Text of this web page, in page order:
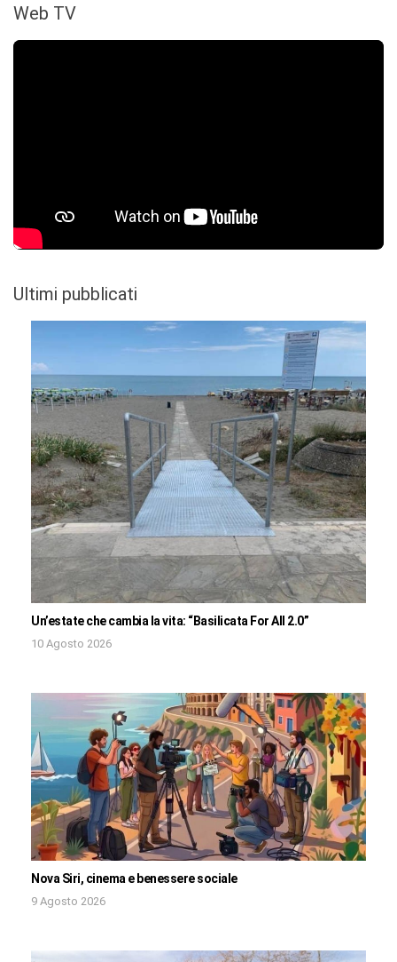
Web TV
Ultimi pubblicati
Un’estate che cambia la vita: “Basilicata For All 2.0”
10 Agosto 2026
Nova Siri, cinema e benessere sociale
9 Agosto 2026